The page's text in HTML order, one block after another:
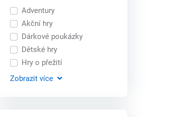
Adventury
Akční hry
Dárkové poukázky
Dětské hry
Hry o přežití
Zobrazit více